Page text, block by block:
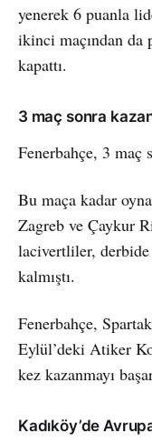
yenerek 6 puanla
ikinci maçından da
kapattı.
3 maç sonra
Fenerbahçe, 3 maç
Bu maça kadar
Zagreb ve Çaykur
lacivertliler, derbide
kalmıştı.
Fenerbahçe,
Eylül’deki Atiker
kez kazanmayı
Kadıköy’de